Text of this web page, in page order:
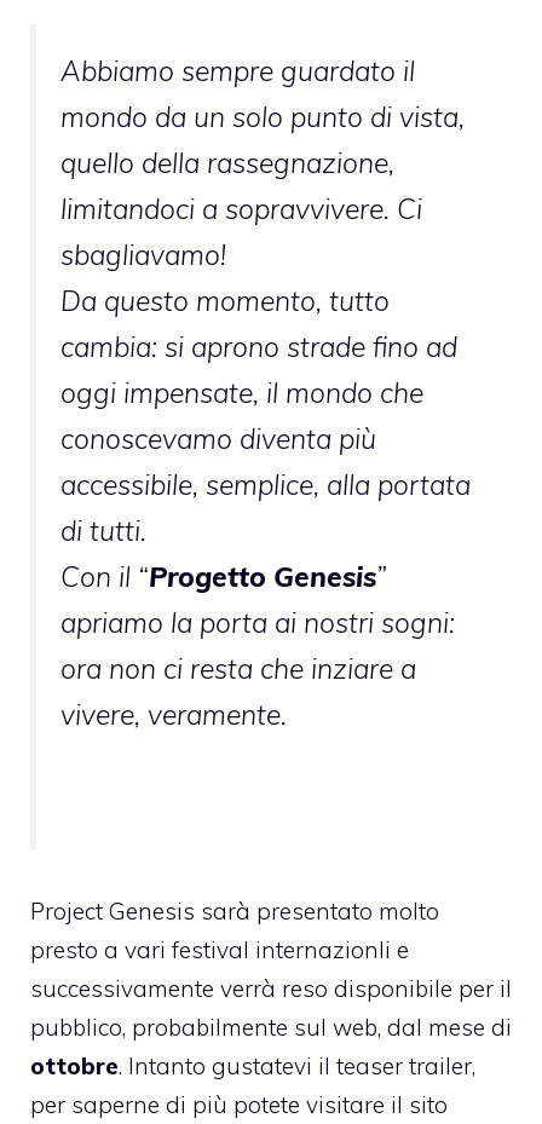
Abbiamo sempre guardato il
mondo da un solo punto di vista,
quello della rassegnazione,
limitandoci a sopravvivere. Ci
sbagliavamo!
Da questo momento, tutto
cambia: si aprono strade fino ad
oggi impensate, il mondo che
conoscevamo diventa più
accessibile, semplice, alla portata
di tutti.
Con il “Progetto Genesis”
apriamo la porta ai nostri sogni:
ora non ci resta che inziare a
vivere, veramente.
Project Genesis sarà presentato molto
presto a vari festival internazionli e
successivamente verrà reso disponibile per il
pubblico, probabilmente sul web, dal mese di
ottobre. Intanto gustatevi il teaser trailer,
per saperne di più potete visitare il sito